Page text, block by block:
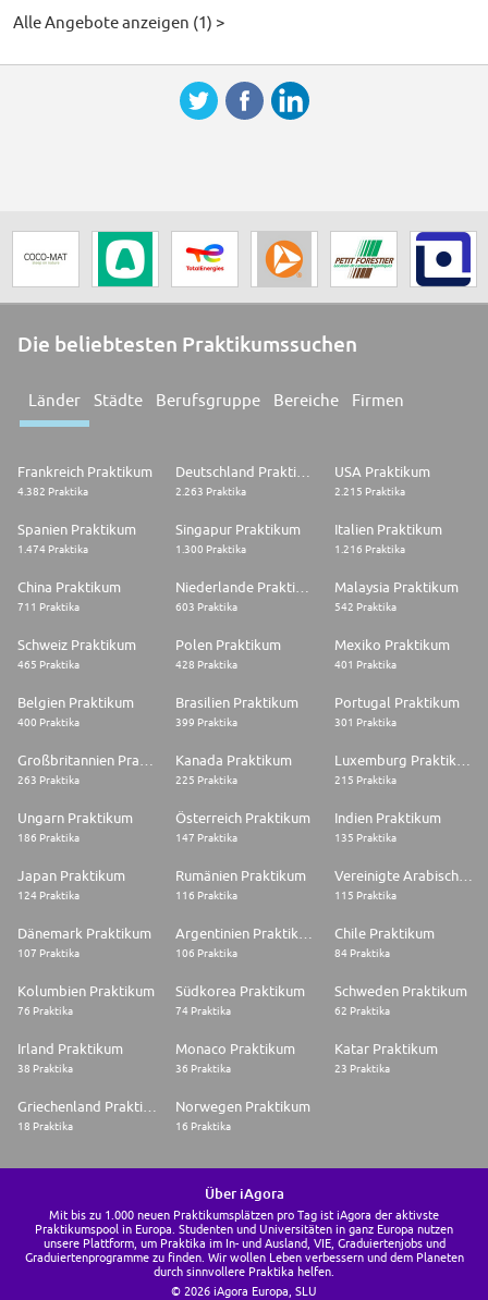
Alle Angebote anzeigen (1) >
Die beliebtesten Praktikumssuchen
Länder Städte Berufsgruppe Bereiche Firmen
Frankreich Praktikum
4.382 Praktika 2.263 Praktika
USA Praktikum
2.215 Praktika
Spanien Praktikum
1.474 Praktika
Singapur Praktikum
1.300 Praktika
Italien Praktikum
1.216 Praktika
China Praktikum
711 Praktika 603 Praktika
Malaysia Praktikum
542 Praktika
Schweiz Praktikum
465 Praktika
Polen Praktikum
428 Praktika
Mexiko Praktikum
401 Praktika
Belgien Praktikum
400 Praktika
Brasilien Praktikum
399 Praktika
Portugal Praktikum
301 Praktika
263 Praktika
Kanada Praktikum
225 Praktika 215 Praktika
Ungarn Praktikum
186 Praktika
Österreich Praktikum
147 Praktika
Indien Praktikum
135 Praktika
Japan Praktikum
124 Praktika
Rumänien Praktikum
116 Praktika
Vereinigte Arabische Emirate Praktikum
115 Praktika
Dänemark Praktikum
107 Praktika 106 Praktika
Chile Praktikum
84 Praktika
Kolumbien Praktikum
76 Praktika
Südkorea Praktikum
74 Praktika
Schweden Praktikum
62 Praktika
Irland Praktikum
38 Praktika
Monaco Praktikum
36 Praktika
Katar Praktikum
23 Praktika
18 Praktika
Norwegen Praktikum
16 Praktika
Über iAgora
Mit bis zu 1.000 neuen Praktikumsplätzen pro Tag ist iAgora der aktivste
Praktikumspool in Europa. Studenten und Universitäten in ganz Europa nutzen
unsere Plattform, um Praktika im In- und Ausland, VIE, Graduiertenjobs und
Graduiertenprogramme zu finden. Wir wollen Leben verbessern und dem Planeten
durch sinnvollere Praktika helfen.
© 2026 iAgora Europa, SLU